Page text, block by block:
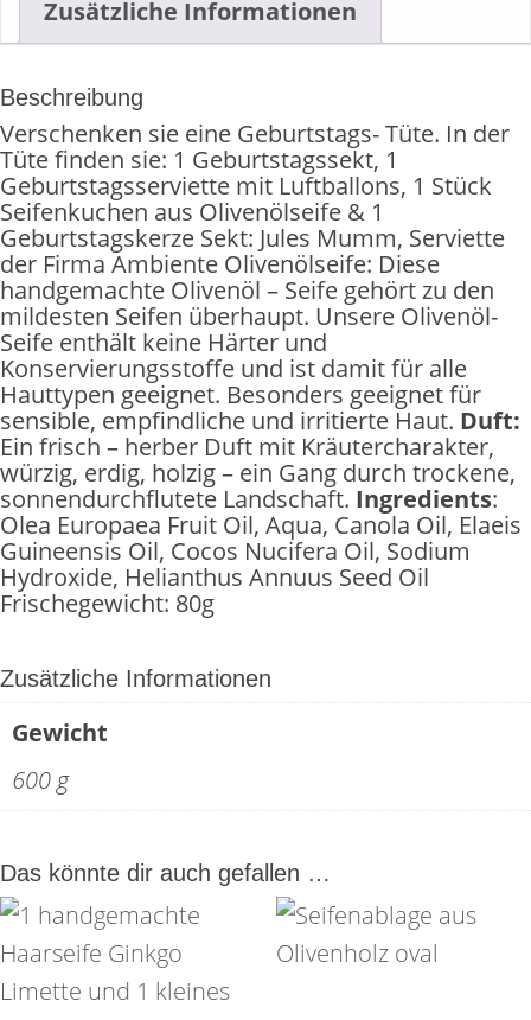
Zusätzliche Informationen
Beschreibung
Verschenken sie eine Geburtstags- Tüte. In der
Tüte finden sie: 1 Geburtstagssekt, 1
Geburtstagsserviette mit Luftballons, 1 Stück
Seifenkuchen aus Olivenölseife & 1
Geburtstagskerze Sekt: Jules Mumm, Serviette
der Firma Ambiente Olivenölseife: Diese
handgemachte Olivenöl – Seife gehört zu den
mildesten Seifen überhaupt. Unsere Olivenöl-
Seife enthält keine Härter und
Konservierungsstoffe und ist damit für alle
Hauttypen geeignet. Besonders geeignet für
sensible, empfindliche und irritierte Haut. Duft:
Ein frisch – herber Duft mit Kräutercharakter,
würzig, erdig, holzig – ein Gang durch trockene,
sonnendurchflutete Landschaft. Ingredients:
Olea Europaea Fruit Oil, Aqua, Canola Oil, Elaeis
Guineensis Oil, Cocos Nucifera Oil, Sodium
Hydroxide, Helianthus Annuus Seed Oil
Frischegewicht: 80g
Zusätzliche Informationen
Gewicht
600 g
Das könnte dir auch gefallen …